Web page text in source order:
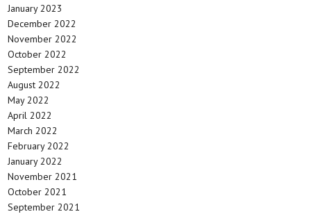
January 2023
December 2022
November 2022
October 2022
September 2022
August 2022
May 2022
April 2022
March 2022
February 2022
January 2022
November 2021
October 2021
September 2021